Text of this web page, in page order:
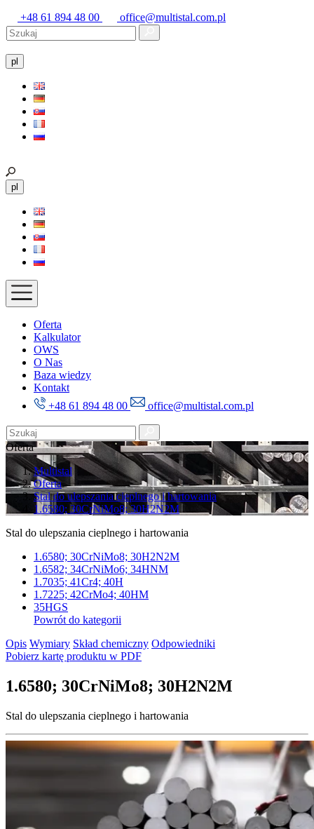
+48 61 894 48 00 office@multistal.com.pl
pl
pl
Oferta
Kalkulator
OWS
O Nas
Baza wiedzy
Kontakt
+48 61 894 48 00
office@multistal.com.pl
Oferta
Multistal
Oferta
Stal do ulepszania cieplnego i hartowania
1.6580; 30CrNiMo8; 30H2N2M
Stal do ulepszania cieplnego i hartowania
1.6580; 30CrNiMo8; 30H2N2M
1.6582; 34CrNiMo6; 34HNM
1.7035; 41Cr4; 40H
1.7225; 42CrMo4; 40HM
35HGS
Powrót do kategorii
Opis Wymiary Skład chemiczny Odpowiedniki
Pobierz kartę produktu w PDF
1.6580; 30CrNiMo8; 30H2N2M
Stal do ulepszania cieplnego i hartowania